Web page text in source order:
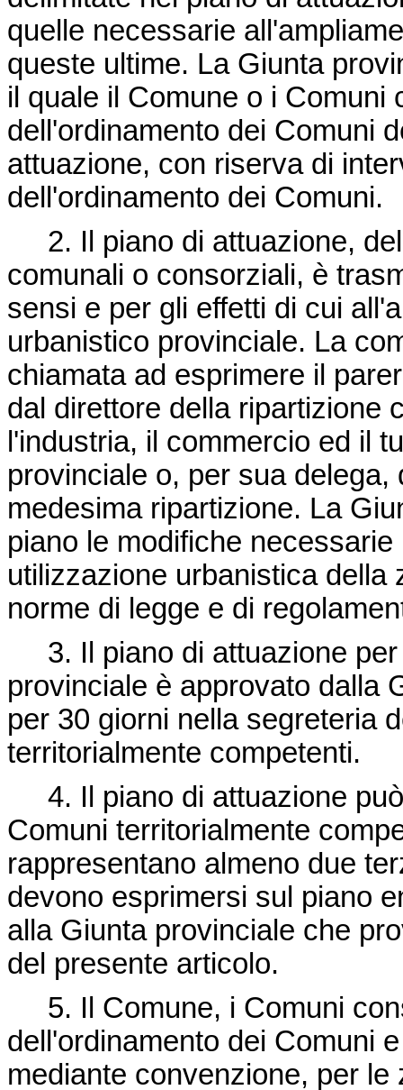
quelle necessarie
queste ultime. La Giunta
il quale il Comune o i
dell'ordinamento dei Comuni
attuazione, con riserva di
dell'ordinamento dei Comuni.
2. Il piano di attuazione,
comunali o consorziali, è
sensi e per gli effetti di cui
urbanistico provinciale. La
chiamata ad esprimere il
dal direttore della ripartizione
l'industria, il commercio ed il
provinciale o, per sua
medesima ripartizione. La
piano le modifiche
utilizzazione urbanistica
norme di legge e di
3. Il piano di attuazione per
provinciale è approvato dalla
per 30 giorni nella segreteria
territorialmente competenti.
4. Il piano di attuazione
Comuni territorialmente
rappresentano almeno due
devono esprimersi sul piano
alla Giunta provinciale che
del presente articolo.
5. Il Comune, i Comuni
dell'ordinamento dei Comuni
mediante convenzione, per